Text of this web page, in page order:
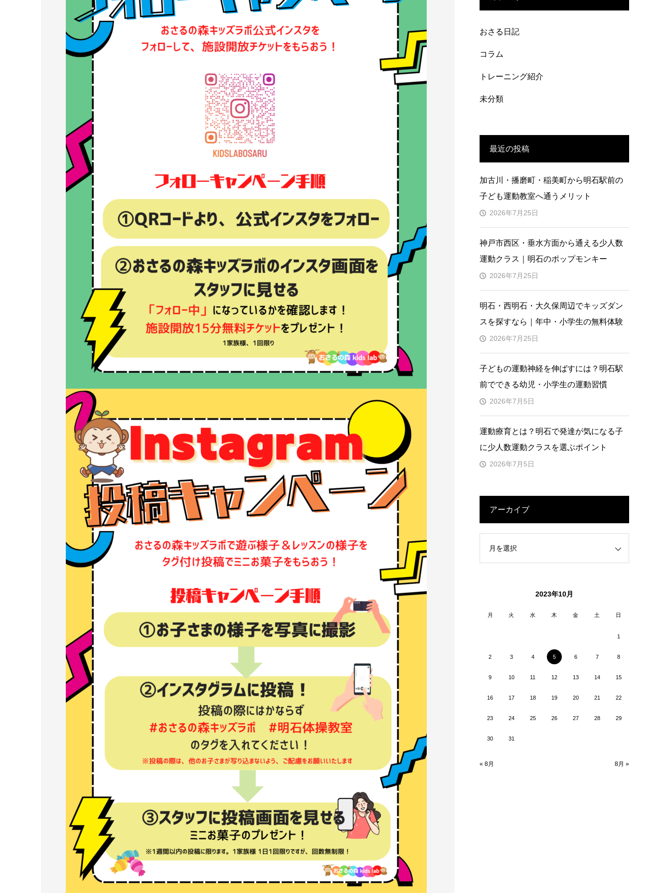
おさる日記
コラム
トレーニング紹介
未分類
最近の投稿
加古川・播磨町・稲美町から明石駅前の
子ども運動教室へ通うメリット
2026年7月25日
神戸市西区・垂水方面から通える少人数
運動クラス｜明石のポップモンキー
2026年7月25日
明石・西明石・大久保周辺でキッズダン
スを探すなら｜年中・小学生の無料体験
2026年7月25日
子どもの運動神経を伸ばすには？明石駅
前でできる幼児・小学生の運動習慣
2026年7月5日
運動療育とは？明石で発達が気になる子
に少人数運動クラスを選ぶポイント
2026年7月5日
アーカイブ
2023年10月
月 火 水 木 金 土 日
1
2 3 4 5 6 7 8
9 10 11 12 13 14 15
16 17 18 19 20 21 22
23 24 25 26 27 28 29
30 31
« 8月 8月 »